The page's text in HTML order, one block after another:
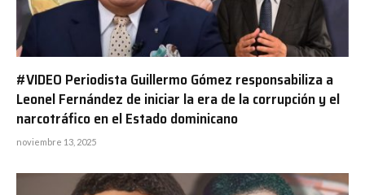
#VIDEO Periodista Guillermo Gómez responsabiliza a
Leonel Fernández de iniciar la era de la corrupción y el
narcotráfico en el Estado dominicano
noviembre 13, 2025